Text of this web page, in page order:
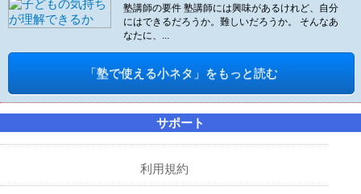
塾講師の要件 塾講師には興味があるけれど、自分
にはできるだろうか。難しいだろうか。 そんなあ
なたに、...
「塾で使える小ネタ」をもっと読む
サポート
利用規約